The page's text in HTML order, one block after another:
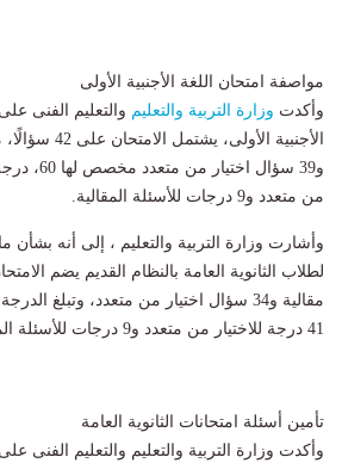
مواصفة امتحان اللغة الأجنبية الأولى
وأكدت وزارة التربية والتعليم والتعليم الفنى
من متعدد و9 درجات للأسئلة المقالية.
وأشارت وزارة التربية والتعليم ، إلى أنه بشأن
41 درجة للاختيار من متعدد و9 درجات للأسئلة المقالية.
تأمين أسئلة امتحانات الثانوية العامة
وأكدت وزارة التربية والتعليم والتعليم الفنى